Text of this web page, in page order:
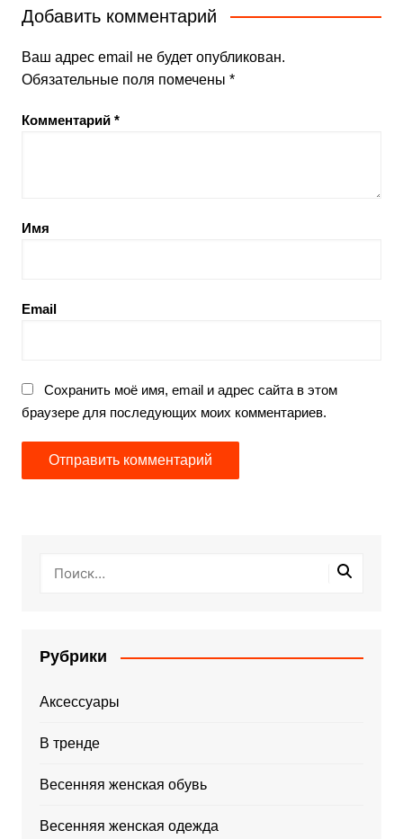
записям
Добавить комментарий
Ваш адрес email не будет опубликован.
Обязательные поля помечены *
Комментарий *
Имя
Email
Сохранить моё имя, email и адрес сайта в этом
браузере для последующих моих комментариев.
Рубрики
Аксессуары
В тренде
Весенняя женская обувь
Весенняя женская одежда